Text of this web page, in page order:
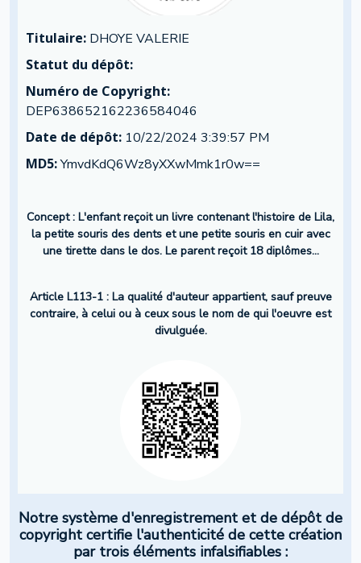
Titulaire: DHOYE VALERIE
Statut du dépôt:
Numéro de Copyright:
DEP638652162236584046
Date de dépôt: 10/22/2024 3:39:57 PM
MD5:YmvdKdQ6Wz8yXXwMmk1r0w==
Concept : L'enfant reçoit un livre contenant l'histoire de Lila,
la petite souris des dents et une petite souris en cuir avec
une tirette dans le dos. Le parent reçoit 18 diplômes...
Article L113-1 : La qualité d'auteur appartient, sauf preuve
contraire, à celui ou à ceux sous le nom de qui l'oeuvre est
divulguée.
Notre système d'enregistrement et de dépôt de
copyright certifie l'authenticité de cette création
par trois éléments infalsifiables :